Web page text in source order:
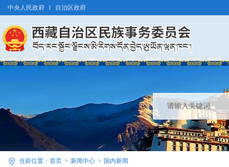
中央人民政府 自治区政府
当前位置： 首页 > 新闻中心 > 国内新闻